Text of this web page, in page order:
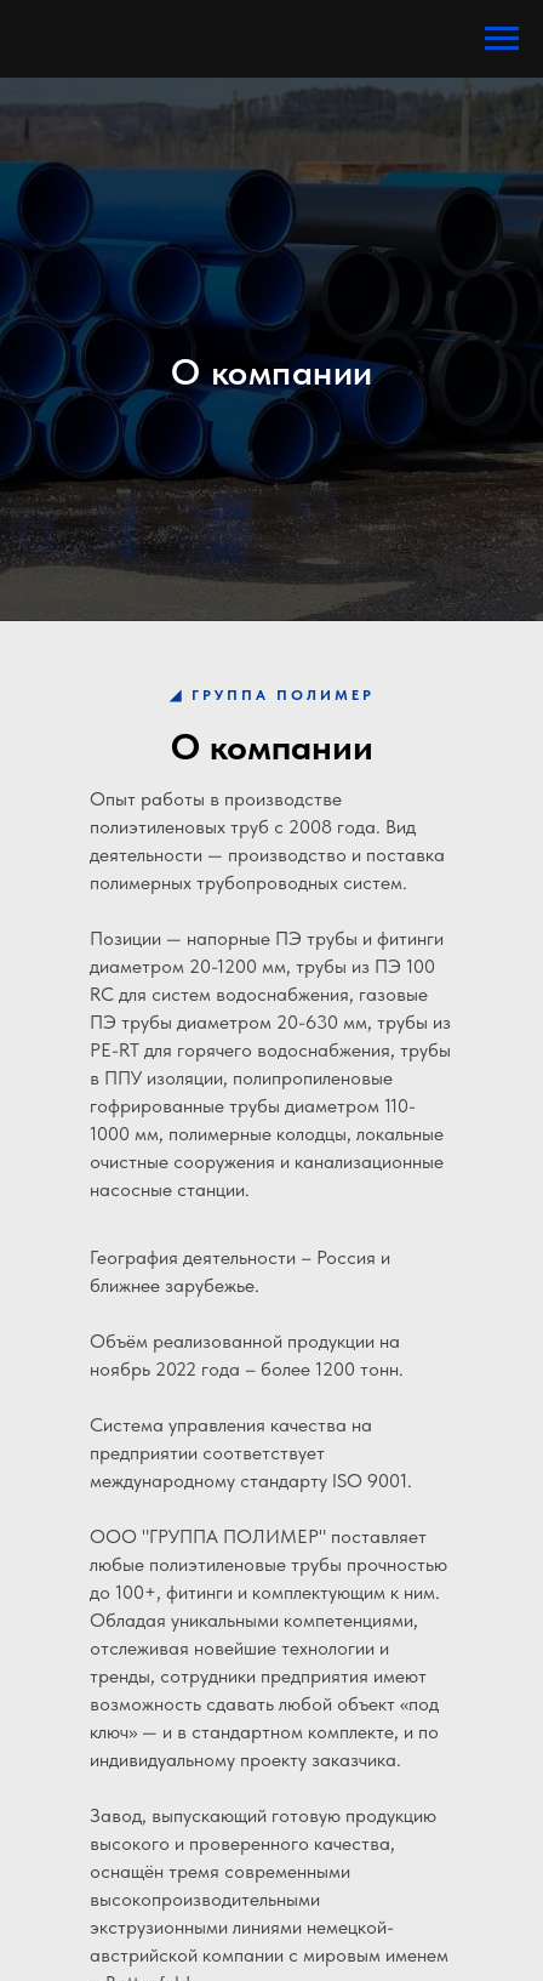
О компании
О компании
Опыт работы в производстве
полиэтиленовых труб с 2008 года. Вид
деятельности — производство и поставка
полимерных трубопроводных систем.
Позиции — напорные ПЭ трубы и фитинги
диаметром 20-1200 мм, трубы из ПЭ 100
RC для систем водоснабжения, газовые
ПЭ трубы диаметром 20-630 мм, трубы из
PE-RT для горячего водоснабжения, трубы
в ППУ изоляции, полипропиленовые
гофрированные трубы диаметром 110-
1000 мм, полимерные колодцы, локальные
очистные сооружения и канализационные
насосные станции.
◢ ГРУППА ПОЛИМЕР
География деятельности – Россия и
ближнее зарубежье.
Объём реализованной продукции на
ноябрь 2022 года – более 1200 тонн.
Система управления качества на
предприятии соответствует
международному стандарту ISO 9001.
ООО "ГРУППА ПОЛИМЕР" поставляет
любые полиэтиленовые трубы прочностью
до 100+, фитинги и комплектующим к ним.
Обладая уникальными компетенциями,
отслеживая новейшие технологии и
тренды, сотрудники предприятия имеют
возможность сдавать любой объект «под
ключ» — и в стандартном комплекте, и по
индивидуальному проекту заказчика.
Завод, выпускающий готовую продукцию
высокого и проверенного качества,
оснащён тремя современными
высокопроизводительными
экструзионными линиями немецкой-
австрийской компании с мировым именем